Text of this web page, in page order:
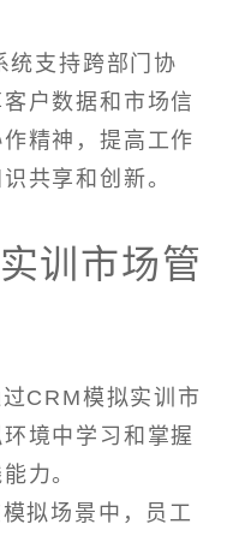
统支持跨部门协
户数据和市场信
精神，提高工作
共享和创新。
训市场管
CRM模拟实训市
境中学习和掌握
力。
拟场景中，员工